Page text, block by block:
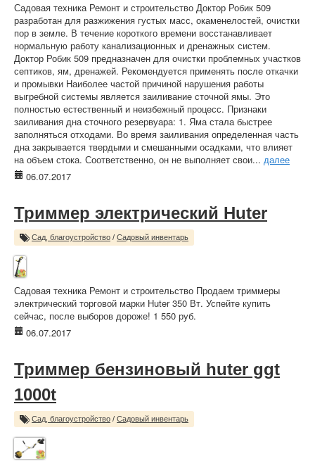
Садовая техника Ремонт и строительство Доктор Робик 509
разработан для разжижения густых масс, окаменелостей, очистки
пор в земле. В течение короткого времени восстанавливает
нормальную работу канализационных и дренажных систем.
Доктор Робик 509 предназначен для очистки проблемных участков
септиков, ям, дренажей. Рекомендуется применять после откачки
и промывки Наиболее частой причиной нарушения работы
выгребной системы является заиливание сточной ямы. Это
полностью естественный и неизбежный процесс. Признаки
заиливания дна сточного резервуара: 1. Яма стала быстрее
заполняться отходами. Во время заиливания определенная часть
дна закрывается твердыми и смешанными осадками, что влияет
на объем стока. Соответственно, он не выполняет свои... далее
06.07.2017
Триммер электрический Huter
Сад, благоустройство / Садовый инвентарь
Садовая техника Ремонт и строительство Продаем триммеры
электрический торговой марки Huter 350 Вт. Успейте купить
сейчас, после выборов дороже! 1 550 руб.
06.07.2017
Триммер бензиновый huter ggt
1000t
Сад, благоустройство / Садовый инвентарь